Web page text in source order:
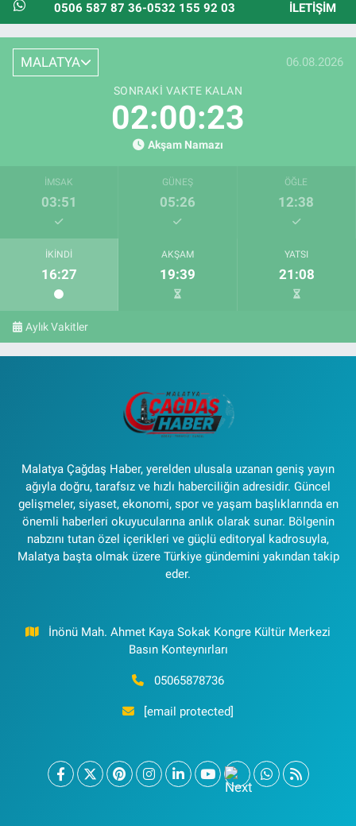
0506 587 87 36-0532 155 92 03 İLETIŞIM
MALATYA 06.08.2026
SONRAKI VAKTE KALAN
02:00:22
Akşam Namazı
İMSAK
03:51
GÜNEŞ
05:26
ÖĞLE
12:38
İKINDI
16:27
AKŞAM
19:39
YATSI
21:08
Aylık Vakitler
Malatya Çağdaş Haber, yerelden ulusala uzanan geniş yayın
ağıyla doğru, tarafsız ve hızlı haberciliğin adresidir. Güncel
gelişmeler, siyaset, ekonomi, spor ve yaşam başlıklarında en
önemli haberleri okuyucularına anlık olarak sunar. Bölgenin
nabzını tutan özel içerikleri ve güçlü editoryal kadrosuyla,
Malatya başta olmak üzere Türkiye gündemini yakından takip
eder.
İnönü Mah. Ahmet Kaya Sokak Kongre Kültür Merkezi
Basın Konteynırları
05065878736
[email protected]